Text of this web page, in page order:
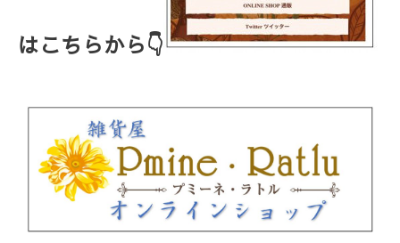
はこちらから👇